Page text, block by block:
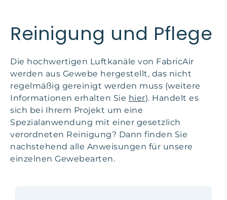
Reinigung und Pflege
Die hochwertigen Luftkanäle von FabricAir
werden aus Gewebe hergestellt, das nicht
regelmäßig gereinigt werden muss (weitere
Informationen erhalten Sie hier). Handelt es
sich bei Ihrem Projekt um eine
Spezialanwendung mit einer gesetzlich
verordneten Reinigung? Dann finden Sie
nachstehend alle Anweisungen für unsere
einzelnen Gewebearten.